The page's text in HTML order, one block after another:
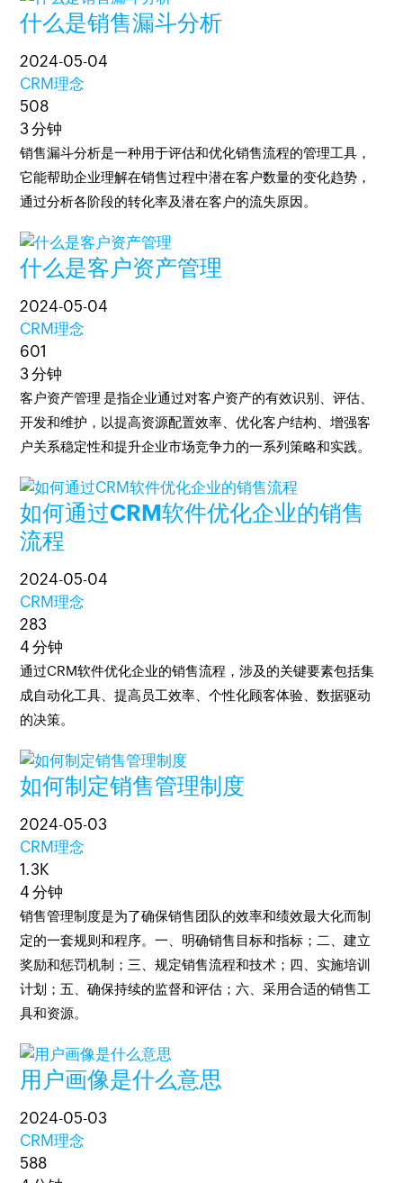
什么是销售漏斗分析
2024-05-04
CRM理念
508
3 分钟
销售漏斗分析是一种用于评估和优化销售流程的管理工具，
它能帮助企业理解在销售过程中潜在客户数量的变化趋势，
通过分析各阶段的转化率及潜在客户的流失原因。
什么是客户资产管理
2024-05-04
CRM理念
601
3 分钟
客户资产管理 是指企业通过对客户资产的有效识别、评估、
开发和维护，以提高资源配置效率、优化客户结构、增强客
户关系稳定性和提升企业市场竞争力的一系列策略和实践。
如何通过CRM软件优化企业的销售
流程
2024-05-04
CRM理念
283
4 分钟
通过CRM软件优化企业的销售流程，涉及的关键要素包括集
成自动化工具、提高员工效率、个性化顾客体验、数据驱动
的决策。
如何制定销售管理制度
2024-05-03
CRM理念
1.3K
4 分钟
销售管理制度是为了确保销售团队的效率和绩效最大化而制
定的一套规则和程序。一、明确销售目标和指标；二、建立
奖励和惩罚机制；三、规定销售流程和技术；四、实施培训
计划；五、确保持续的监督和评估；六、采用合适的销售工
具和资源。
用户画像是什么意思
2024-05-03
CRM理念
588